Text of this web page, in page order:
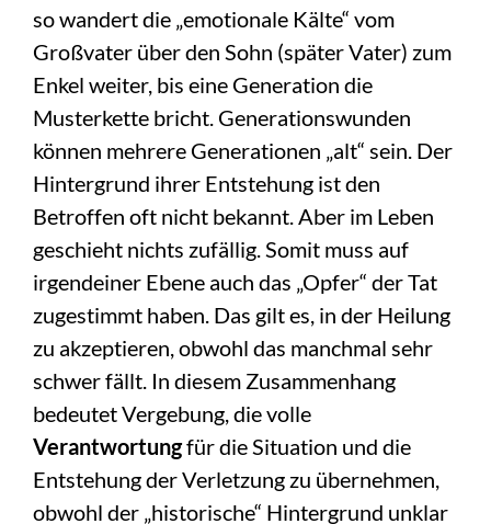
so wandert die „emotionale Kälte“ vom
Großvater über den Sohn (später Vater) zum
Enkel weiter, bis eine Generation die
Musterkette bricht. Generationswunden
können mehrere Generationen „alt“ sein. Der
Hintergrund ihrer Entstehung ist den
Betroffen oft nicht bekannt. Aber im Leben
geschieht nichts zufällig. Somit muss auf
irgendeiner Ebene auch das „Opfer“ der Tat
zugestimmt haben. Das gilt es, in der Heilung
zu akzeptieren, obwohl das manchmal sehr
schwer fällt.In diesem Zusammenhang
bedeutet Vergebung, die volle
Verantwortungfür die Situation und die
Entstehung der Verletzung zu übernehmen,
obwohl der „historische“ Hintergrund unklar